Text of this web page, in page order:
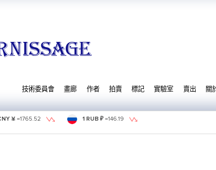
技術委員會 畫廊 作者 拍賣 標記 實驗室 賣出 關
¥ =1765.52 1 RUB ₽ =146.19